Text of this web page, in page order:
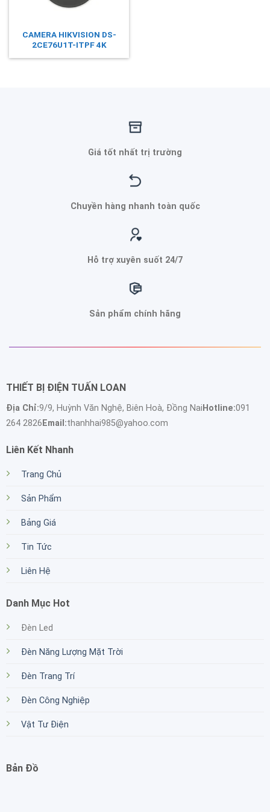
CAMERA HIKVISION DS-
2CE76U1T-ITPF 4K
Giá tốt nhất trị trường
Chuyền hàng nhanh toàn quốc
Hỗ trợ xuyên suốt 24/7
Sản phẩm chính hãng
THIẾT BỊ ĐIỆN TUẤN LOAN
Địa Chỉ:9/9, Huỳnh Văn Nghệ, Biên Hoà, Đồng Nai Hotline:091
264 2826 Email:thanhhai985@yahoo.com
Liên Kết Nhanh
Trang Chủ
Sản Phẩm
Bảng Giá
Tin Tức
Liên Hệ
Danh Mục Hot
Đèn Led
Đèn Năng Lượng Mặt Trời
Đèn Trang Trí
Đèn Công Nghiệp
Vật Tư Điện
Bản Đồ